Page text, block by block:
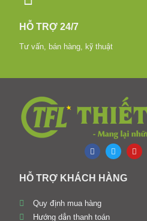
HỖ TRỢ 24/7
Tư vấn, bán hàng, kỹ thuật
HỖ TRỢ KHÁCH HÀNG
Quy định mua hàng
Hướng dẫn thanh toán